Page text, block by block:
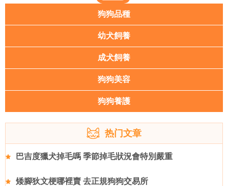
狗狗品種
幼犬飼養
成犬飼養
狗狗美容
狗狗養護
热门文章
巴吉度獵犬掉毛嗎 季節掉毛狀況會特別嚴重
矮腳狄文梗哪裡賣 去正規狗狗交易所